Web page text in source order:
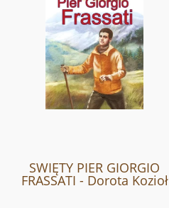
SWIĘTY PIER GIORGIO
FRASSATI - Dorota Kozioł